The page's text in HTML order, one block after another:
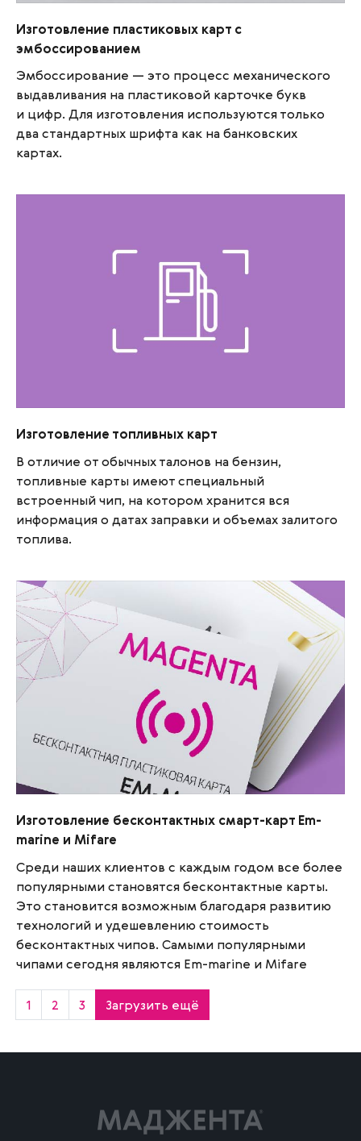
эмбоссированием
Изготовление пластиковых карт с
эмбоссированием
Эмбоссирование — это процесс механического
выдавливания на пластиковой карточке букв
и цифр. Для изготовления используются только
два стандартных шрифта как на банковских
картах.
Изготовление топливных карт
В отличие от обычных талонов на бензин,
топливные карты имеют специальный
встроенный чип, на котором хранится вся
информация о датах заправки и объемах залитого
топлива.
marine и Mifare
Изготовление бесконтактных смарт-карт Em-
marine и Mifare
Среди наших клиентов с каждым годом все более
популярными становятся бесконтактные карты.
Это становится возможным благодаря развитию
технологий и удешевлению стоимость
бесконтактных чипов. Самыми популярными
чипами сегодня являются Em-marine и Mifare
1 2 3 Загрузить ещё